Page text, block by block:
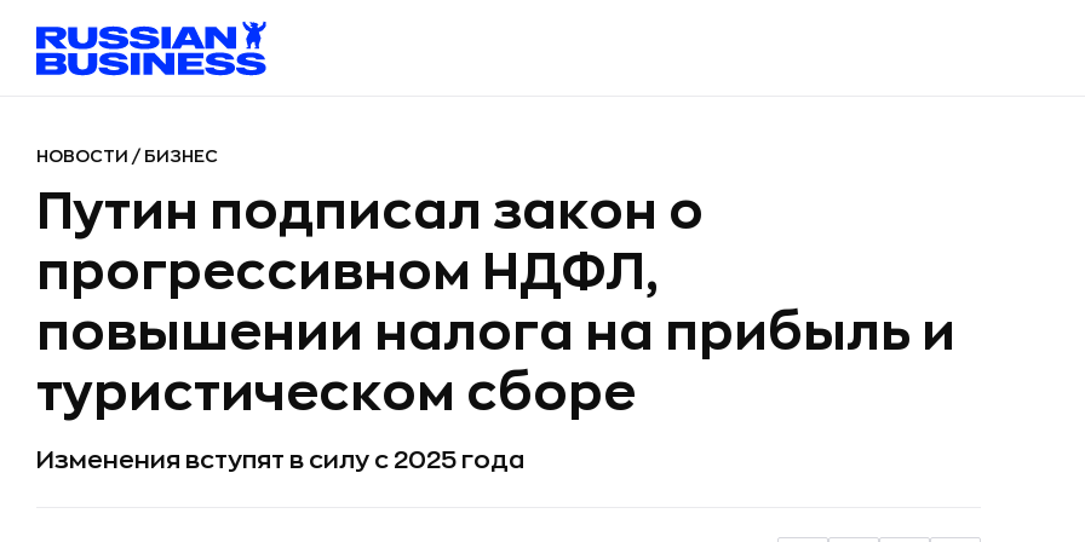
НОВОСТИ / БИЗНЕС
Путин подписал закон о
прогрессивном НДФЛ,
повышении налога на прибыль и
туристическом сборе
Изменения вступят в силу с 2025 года